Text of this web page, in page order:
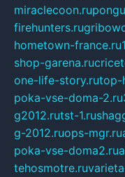
miraclecoon.ru
firehunters.ru
hometown-france.ru
shop-garena.ru
one-life-story.rutop-
poka-vse-doma-2.ru
g2012.rutst-1.ru
g-2012.ruops-mgr.ru
poka-vse-doma2.ru
tehosmotre.ru